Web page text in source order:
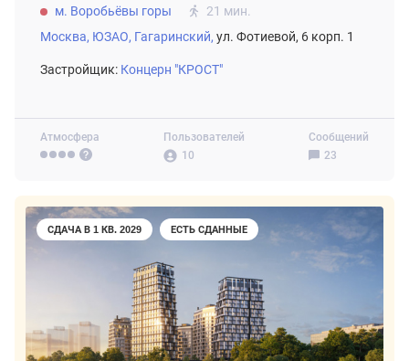
Атмосфера
Пользователей
10
Сообщений
23
м. Воробьёвы горы
21 мин.
Москва, ЮЗАО, Гагаринский, ул. Фотиевой, 6 корп. 1
Застройщик: Концерн "КРОСТ"
СДАЧА В 1 КВ. 2029 ЕСТЬ СДАННЫЕ